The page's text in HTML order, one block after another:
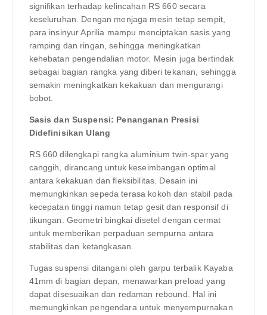
signifikan terhadap kelincahan RS 660 secara
keseluruhan. Dengan menjaga mesin tetap sempit,
para insinyur Aprilia mampu menciptakan sasis yang
ramping dan ringan, sehingga meningkatkan
kehebatan pengendalian motor. Mesin juga bertindak
sebagai bagian rangka yang diberi tekanan, sehingga
semakin meningkatkan kekakuan dan mengurangi
bobot.
Sasis dan Suspensi: Penanganan Presisi
Didefinisikan Ulang
RS 660 dilengkapi rangka aluminium twin-spar yang
canggih, dirancang untuk keseimbangan optimal
antara kekakuan dan fleksibilitas. Desain ini
memungkinkan sepeda terasa kokoh dan stabil pada
kecepatan tinggi namun tetap gesit dan responsif di
tikungan. Geometri bingkai disetel dengan cermat
untuk memberikan perpaduan sempurna antara
stabilitas dan ketangkasan.
Tugas suspensi ditangani oleh garpu terbalik Kayaba
41mm di bagian depan, menawarkan preload yang
dapat disesuaikan dan redaman rebound. Hal ini
memungkinkan pengendara untuk menyempurnakan